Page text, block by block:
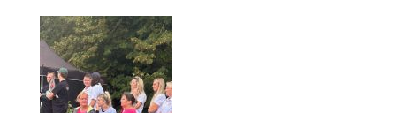
Trainingszeiten
Trainer
Platz buchen